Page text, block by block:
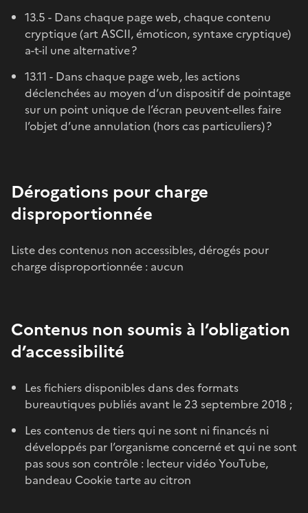
13.5 - Dans chaque page web, chaque contenu
cryptique (art ASCII, émoticon, syntaxe cryptique)
a-t-il une alternative ?
13.11 - Dans chaque page web, les actions
déclenchées au moyen d’un dispositif de pointage
sur un point unique de l’écran peuvent-elles faire
l’objet d’une annulation (hors cas particuliers) ?
Dérogations pour charge
disproportionnée
Liste des contenus non accessibles, dérogés pour
charge disproportionnée : aucun
Contenus non soumis à l’obligation
d’accessibilité
Les fichiers disponibles dans des formats
bureautiques publiés avant le 23 septembre 2018 ;
Les contenus de tiers qui ne sont ni financés ni
développés par l’organisme concerné et qui ne sont
pas sous son contrôle : lecteur vidéo YouTube,
bandeau Cookie tarte au citron